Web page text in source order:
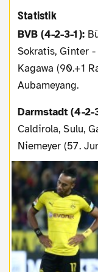
Statistik
BVB (4-2-3-1):
Sokratis, Ginter
Kagawa (90.+1
Aubameyang.
Darmstadt (4-2-
Caldirola, Sulu,
Niemeyer (57.